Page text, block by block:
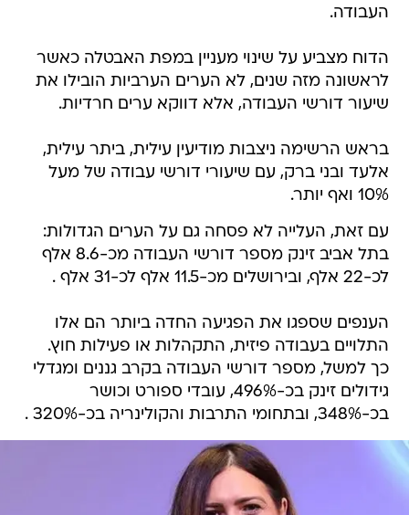
העבודה.
הדוח מצביע על שינוי מעניין במפת האבטלה כאשר
לראשונה מזה שנים, לא הערים הערביות הובילו את
שיעור דורשי העבודה, אלא דווקא ערים חרדיות.
בראש הרשימה ניצבות מודיעין עילית, ביתר עילית,
אלעד ובני ברק, עם שיעורי דורשי עבודה של מעל
10% ואף יותר.
עם זאת, העלייה לא פסחה גם על הערים הגדולות:
בתל אביב זינק מספר דורשי העבודה מכ-8.6 אלף
לכ-22 אלף, ובירושלים מכ-11.5 אלף לכ-31 אלף .
הענפים שספגו את הפגיעה החדה ביותר הם אלו
התלויים בעבודה פיזית, התקהלות או פעילות חוץ.
כך למשל, מספר דורשי העבודה בקרב גננים ומגדלי
גידולים זינק בכ-496%, עובדי ספורט וכושר
בכ-348%, ובתחומי התרבות והקולינריה בכ-320% .